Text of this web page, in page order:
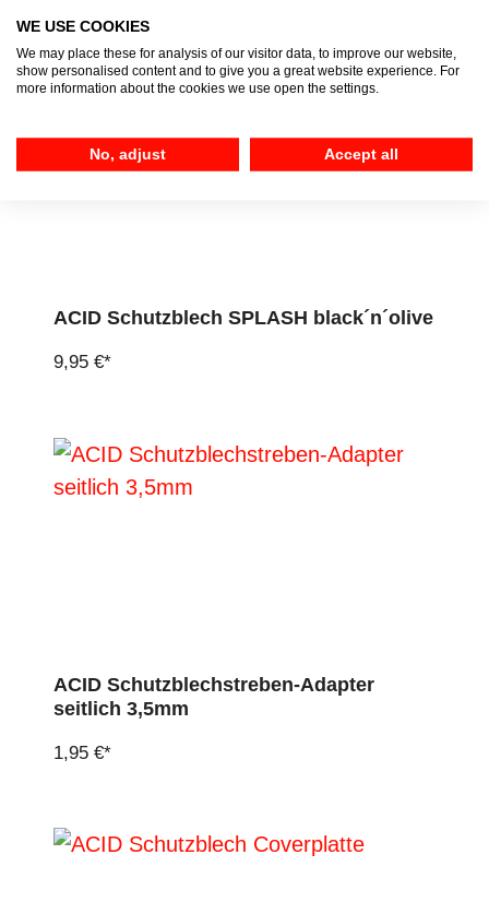
ACID Schutzblech SPLASH black´n´olive
9,95 €*
ACID Schutzblechstreben-Adapter
seitlich 3,5mm
1,95 €*
WE USE COOKIES
We may place these for analysis of our visitor data, to improve our website,
show personalised content and to give you a great website experience. For
more information about the cookies we use open the settings.
No, adjust Accept all